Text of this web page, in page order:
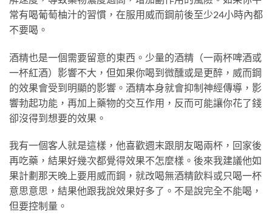
常有喝葡萄柚汁的習慣，在服用威而鋼前後至少24小時內都
不要喝。
酒精也是一個需要留意的東西。少量的酒精（一兩杯啤酒或
一杯紅酒）影響不大，但如果你喝到微醺或是更醉，威而鋼
的效果會受到明顯的影響。酒精本身就會抑制神經傳導，影
響勃起功能，再加上藥物的交互作用，反而可能讓你花了錢
卻沒得到想要的效果。
我有一個客人就是這樣，他喜歡週末跟朋友喝兩杯，回家後
再吃藥，結果好幾次都覺得效果不怎麼樣。後來我建議他如
果計劃那天晚上要用威而鋼，就改喝無酒精飲料或只喝一杯
意思意思，結果他跟我說效果好多了。不是說完全不能喝，
但要控制量。